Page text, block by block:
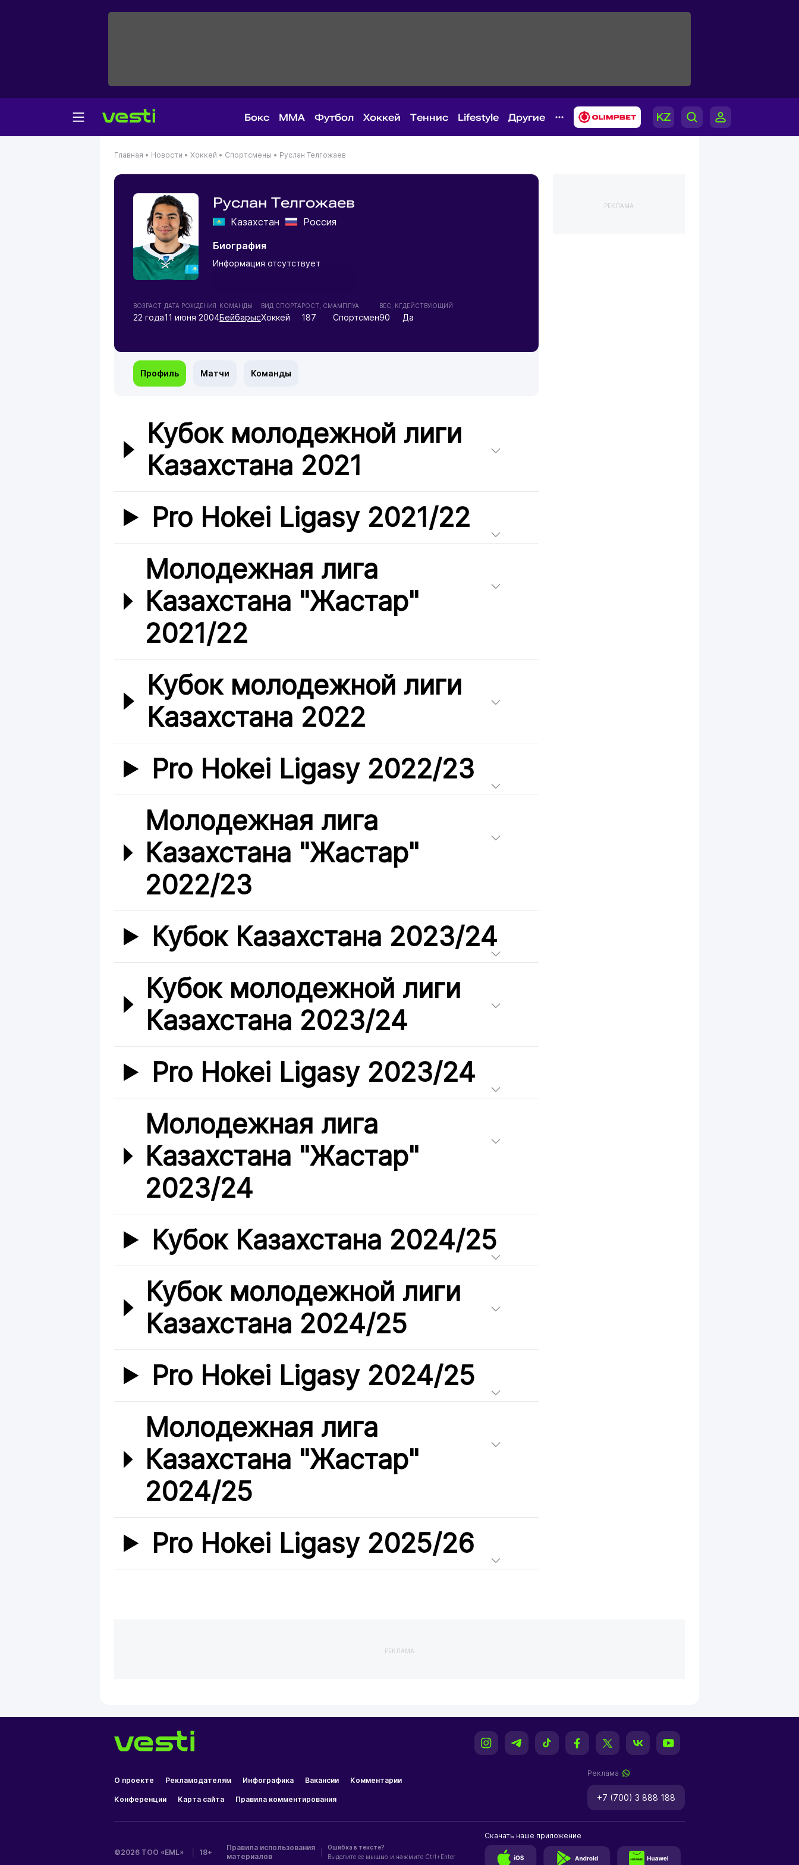
Бокс MMA Футбол Хоккей Теннис Lifestyle Другие
Главная • Новости • Хоккей • Спортсмены • Руслан Телгожаев
Руслан Телгожаев
Казахстан
Россия
Биография
Информация отсутствует
ВОЗРАСТ
22 года
ДАТА РОЖДЕНИЯ
11 июня 2004
КОМАНДЫ
Бейбарыс
ВИД СПОРТА
Хоккей
РОСТ, СМ
187
АМПЛУА
Спортсмен
ВЕС, КГ
90
ДЕЙСТВУЮЩИЙ
Да
Профиль Матчи Команды
Кубок молодежной лиги
Казахстана 2021
Pro Hokei Ligasy 2021/22
Молодежная лига
Казахстана "Жастар"
2021/22
Кубок молодежной лиги
Казахстана 2022
Pro Hokei Ligasy 2022/23
Молодежная лига
Казахстана "Жастар"
2022/23
Кубок Казахстана 2023/24
Кубок молодежной лиги
Казахстана 2023/24
Pro Hokei Ligasy 2023/24
Молодежная лига
Казахстана "Жастар"
2023/24
Кубок Казахстана 2024/25
Кубок молодежной лиги
Казахстана 2024/25
Pro Hokei Ligasy 2024/25
Молодежная лига
Казахстана "Жастар"
2024/25
Pro Hokei Ligasy 2025/26
РЕКЛАМА
РЕКЛАМА
О проекте Рекламодателям Инфографика Вакансии Комментарии
Конференции Карта сайта Правила комментирования
Реклама
+7 (700) 3 888 188
©2026 ТОО «EML» 18+
Правила использования
материалов
Ошибка в тексте?
Выделите ее мышью и нажмите Ctrl+Enter
Скачать наше приложение